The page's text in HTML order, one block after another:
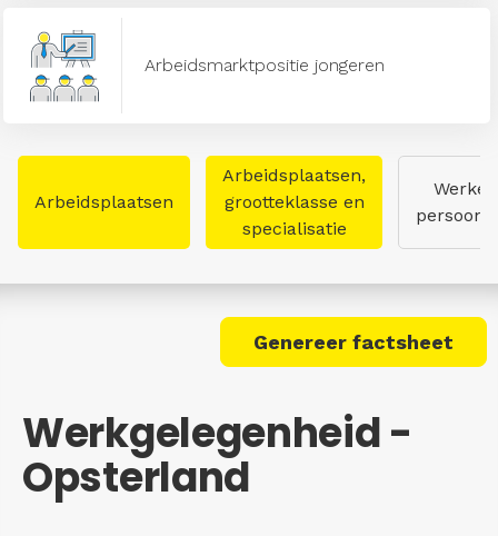
Arbeidsmarktpositie jongeren
Arbeidsplaatsen
Arbeidsplaatsen,
grootteklasse en
specialisatie
Genereer factsheet
Werkgelegenheid -
Opsterland